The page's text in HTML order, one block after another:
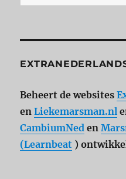
Beheert de websites
enLiekemarsman.nl
CambiumNed en
(Learnbeat )